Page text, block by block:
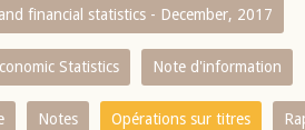
financial statistics - December, 2017
Statistics Note d'information
Notes Opérations sur titres